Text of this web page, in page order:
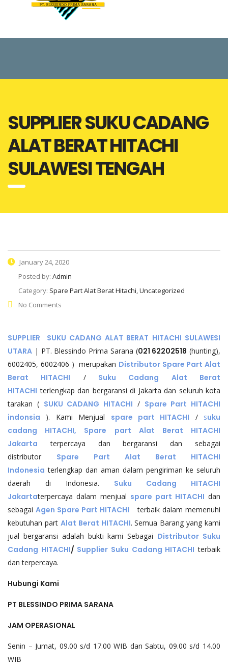
SUPPLIER SUKU CADANG
ALAT BERAT HITACHI
SULAWESI TENGAH
January 24, 2020
Posted by: Admin
Category: Spare Part Alat Berat Hitachi, Uncategorized
No Comments
SUPPLIER SUKU CADANG ALAT BERAT HITACHI SULAWESI
UTARA | PT. Blessindo Prima Sarana (021 62202518 (hunting),
6002405, 6002406 ) merupakan Distributor Spare Part Alat
Berat HITACHI /
Suku Cadang Alat Berat
HITACHI terlengkap dan bergaransi di Jakarta dan seluruh kota
tarakan ( SUKU CADANG HITACHI / Spare Part HITACHI
indonsia ). Kami Menjual spare part HITACHI / suku
cadang HITACHI, Spare part Alat Berat HITACHI
Jakarta terpercaya dan bergaransi dan sebagai
distributor Spare Part Alat Berat HITACHI
Indonesia terlengkap dan aman dalam pengiriman ke seluruh
daerah di Indonesia. Suku Cadang HITACHI
Jakartaterpercaya dalam menjual spare part HITACHI dan
sebagaiAgen Spare Part HITACHI terbaik dalam memenuhi
kebutuhan part Alat Berat HITACHI. Semua Barang yang kami
jual bergaransi adalah bukti kami Sebagai Distributor Suku
Cadang HITACHI/ Supplier Suku Cadang HITACHI terbaik
dan terpercaya.
Hubungi Kami
PT BLESSINDO PRIMA SARANA
JAM OPERASIONAL
Senin – Jumat, 09.00 s/d 17.00 WIB dan Sabtu, 09.00 s/d 14.00
WIB